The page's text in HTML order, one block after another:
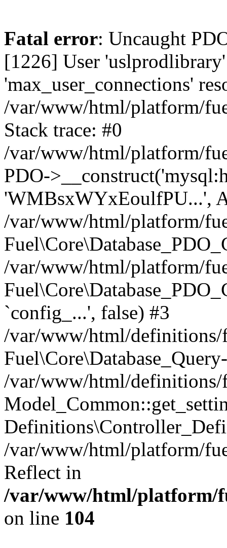
Fatal error: Uncaught
[1226] User 'uslprodlibrary'
'max_user_connections'
/var/www/html/platform/
Stack trace: #0
/var/www/html/platform/
PDO-
'WMBsxWYxEoulfPU...',
/var/www/html/platform/
/var/www/html/platform/
`config_...', false) #3
/var/www/html/definitions/
/var/www/html/definitions/
/var/www/html/platform/
Reflect in
/var/www/html/platform/
on line 104